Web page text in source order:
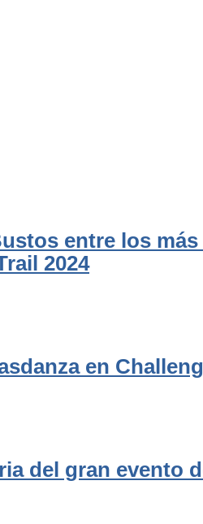
entre los
2024
en
del gran evento